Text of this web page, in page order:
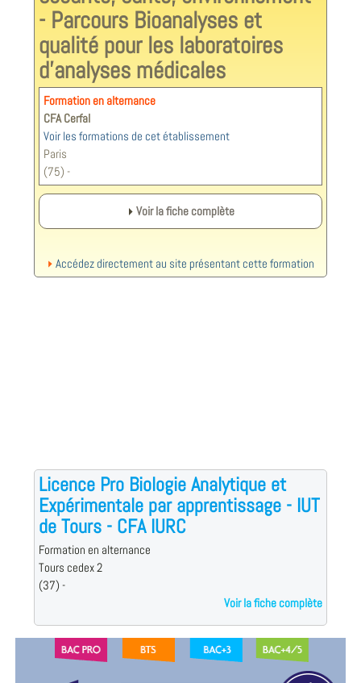
- Parcours Bioanalyses et
qualité pour les laboratoires
d'analyses médicales
Formation en alternance
CFA Cerfal
Voir les formations de cet établissement
Paris
(75) -
Voir la fiche complète
Accédez directement au site présentant cette formation
Licence Pro Biologie Analytique et
Expérimentale par apprentissage - IUT
de Tours - CFA IURC
Formation en alternance
Tours cedex 2
(37) -
Voir la fiche complète